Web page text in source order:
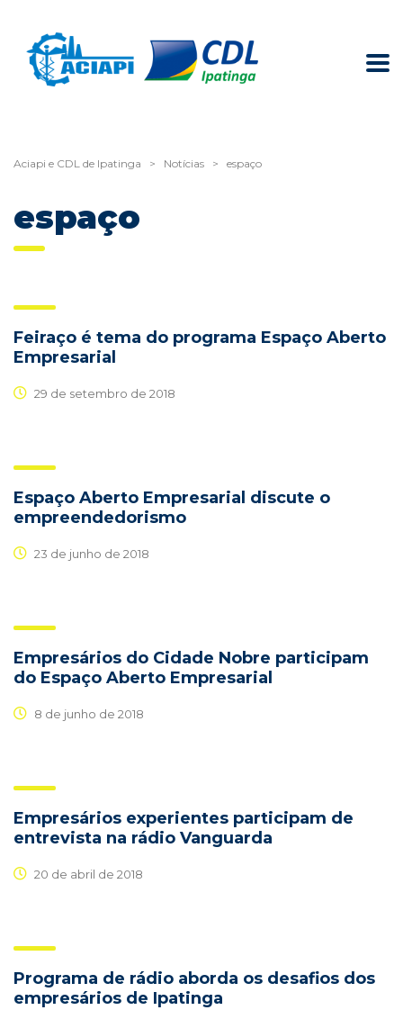
Aciapi e CDL de Ipatinga > Notícias > espaço
espaço
Feiraço é tema do programa Espaço Aberto
Empresarial
29 de setembro de 2018
Espaço Aberto Empresarial discute o
empreendedorismo
23 de junho de 2018
Empresários do Cidade Nobre participam
do Espaço Aberto Empresarial
8 de junho de 2018
Empresários experientes participam de
entrevista na rádio Vanguarda
20 de abril de 2018
Programa de rádio aborda os desafios dos
empresários de Ipatinga